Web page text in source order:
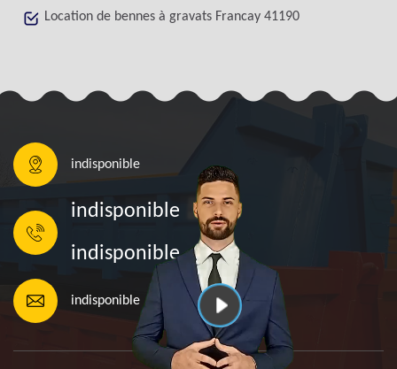
Location de bennes à gravats Francay 41190
indisponible
indisponible
indisponible
indisponible